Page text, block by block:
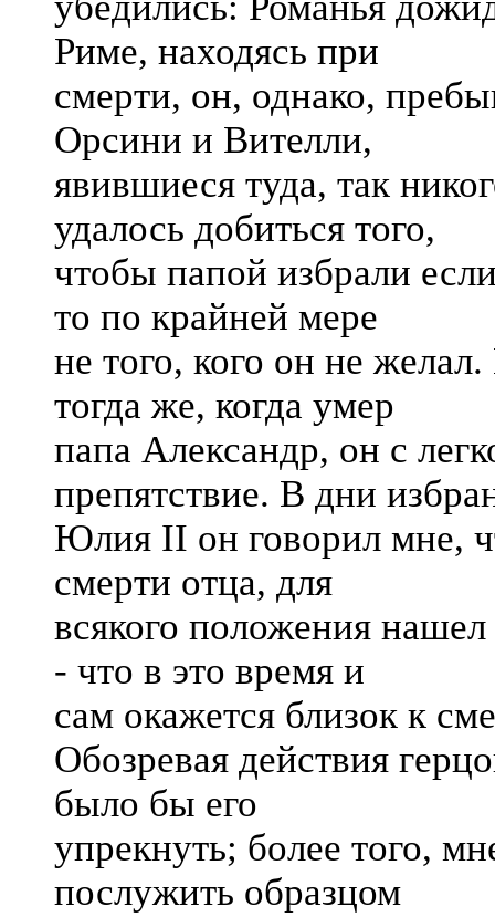
Риме, находясь при
смерти, он, однако,
Орсини и Вителли,
явившиеся туда, так
удалось добиться того,
чтобы папой избрали
то по крайней мере
не того, кого он не
тогда же, когда умер
папа Александр, он с
препятствие. В дни
Юлия II он говорил мне,
смерти отца, для
всякого положения
- что в это время и
сам окажется близок к
Обозревая действия
было бы его
упрекнуть; более того,
послужить образцом